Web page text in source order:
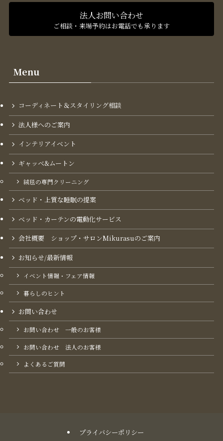
法人お問い合わせ
ご相談・来場予約はお電話でも承ります
Menu
コーディネート＆スタイリング​相談
法人様へのご案内
インテリアイベント
ギャッベ&ムートン
絨毯の専門クリーニング
ベッド・上質な睡眠の提案
ベッド・カーテンの電動化サービス
会社概要 ショップ・サロンMikurasuのご案内​
お知らせ/最新情報
イベント情報・フェア情報
暮らしのヒント
お問い合わせ
お問い合わせ 一般のお客様
お問い合わせ 法人のお客様
よくあるご質問
プライバシーポリシー